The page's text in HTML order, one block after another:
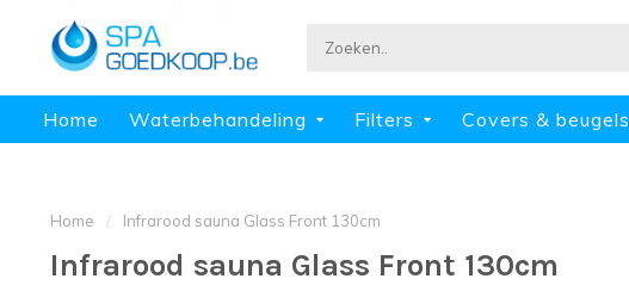
Home Waterbehandeling Filters Covers & beugels
Home / Infrarood sauna Glass Front 130cm
Infrarood sauna Glass Front 130cm